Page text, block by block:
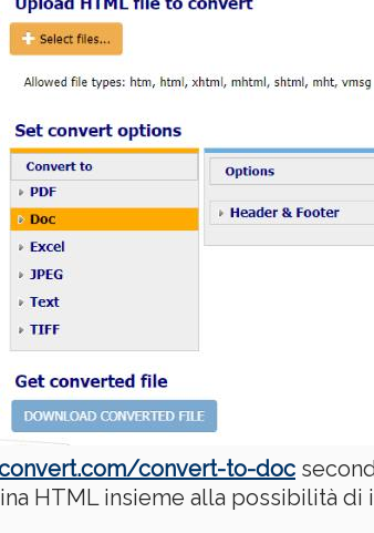
convert-to-doc
HTML insieme alla possibilità